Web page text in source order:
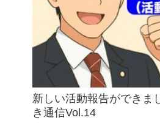
新しい活動報告ができ
き通信Vol.14